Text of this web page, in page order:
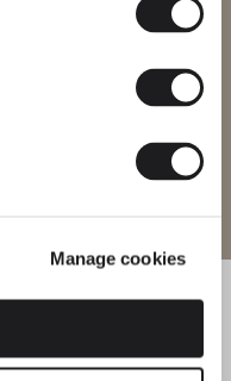
Manage cookies